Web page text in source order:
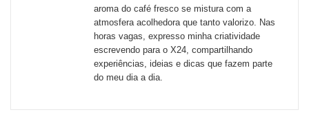
aroma do café fresco se mistura com a
atmosfera acolhedora que tanto valorizo. Nas
horas vagas, expresso minha criatividade
escrevendo para o X24, compartilhando
experiências, ideias e dicas que fazem parte
do meu dia a dia.